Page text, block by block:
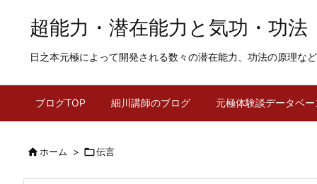
超能力・潜在能力と気功・功法
日之本元極によって開発される数々の潜在能力、功法の原理など
ブログTOP 細川講師のブログ 元極体験談データベー
ホーム > 伝言